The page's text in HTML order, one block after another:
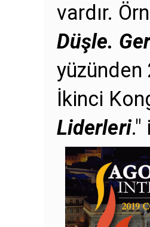
vardır.
Düşle.
yüzünden
İkinci
Liderleri."